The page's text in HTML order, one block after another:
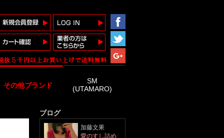
その他ブランド
SM
(UTAMARO)
ブログ
加藤文果
愛のすし詰め